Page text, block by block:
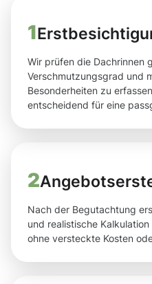
1
Wir prüfen die Dachrinnen
Verschmutzungsgrad und
Besonderheiten zu
entscheidend für eine
2
Nach der Begutachtung
und realistische
ohne versteckte Kosten